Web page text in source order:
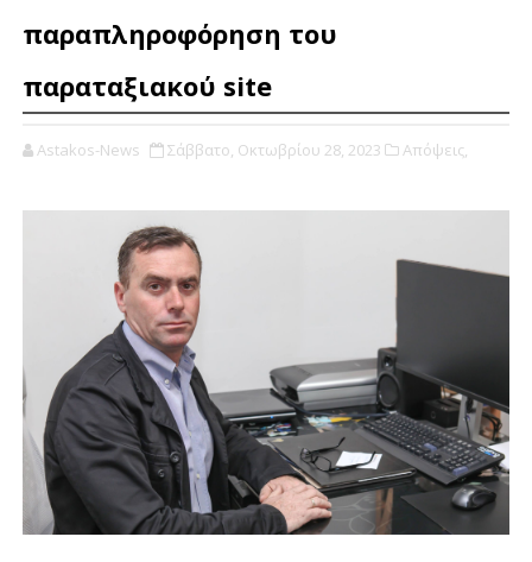
παραπληροφόρηση του
παραταξιακού site
Astakos-News Σάββατο, Οκτωβρίου 28, 2023 Απόψεις,